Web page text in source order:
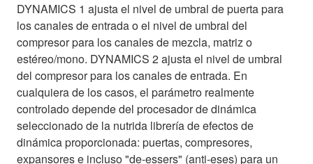
DYNAMICS 1 ajusta el nivel de umbral de puerta para
los canales de entrada o el nivel de umbral del
compresor para los canales de mezcla, matriz o
estéreo/mono. DYNAMICS 2 ajusta el nivel de umbral
del compresor para los canales de entrada. En
cualquiera de los casos, el parámetro realmente
controlado depende del procesador de dinámica
seleccionado de la nutrida librería de efectos de
dinámica proporcionada: puertas, compresores,
expansores e incluso "de-essers" (anti-eses) para un